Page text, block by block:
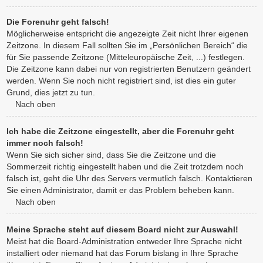
Die Forenuhr geht falsch!
Möglicherweise entspricht die angezeigte Zeit nicht Ihrer eigenen
Zeitzone. In diesem Fall sollten Sie im „Persönlichen Bereich“ die
für Sie passende Zeitzone (Mitteleuropäische Zeit, ...) festlegen.
Die Zeitzone kann dabei nur von registrierten Benutzern geändert
werden. Wenn Sie noch nicht registriert sind, ist dies ein guter
Grund, dies jetzt zu tun.
Nach oben
Ich habe die Zeitzone eingestellt, aber die Forenuhr geht
immer noch falsch!
Wenn Sie sich sicher sind, dass Sie die Zeitzone und die
Sommerzeit richtig eingestellt haben und die Zeit trotzdem noch
falsch ist, geht die Uhr des Servers vermutlich falsch. Kontaktieren
Sie einen Administrator, damit er das Problem beheben kann.
Nach oben
Meine Sprache steht auf diesem Board nicht zur Auswahl!
Meist hat die Board-Administration entweder Ihre Sprache nicht
installiert oder niemand hat das Forum bislang in Ihre Sprache